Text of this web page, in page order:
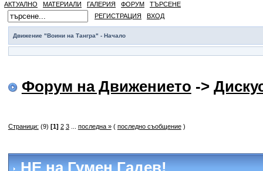
АКТУАЛНО МАТЕРИАЛИ ГАЛЕРИЯ ФОРУМ
ТЪРСЕНЕ
РЕГИСТРАЦИЯ
ВХОД
Движение "Воини на Тангра" - Начало
Форум на Движението ->
Страници: (9) [1] 2 3... последна »( последно съобщение)
НЕ на Гумен Гадев!